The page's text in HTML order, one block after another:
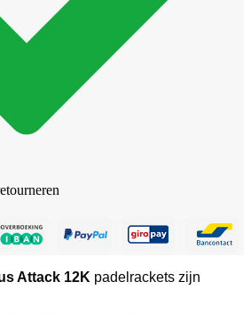
Attack 12K padelrackets zijn